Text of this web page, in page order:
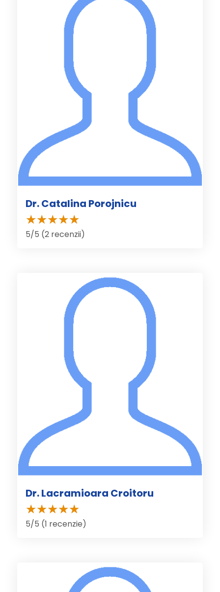
Dr. Catalina Porojnicu
5/5 (2 recenzii)
Dr. Lacramioara Croitoru
5/5 (1 recenzie)